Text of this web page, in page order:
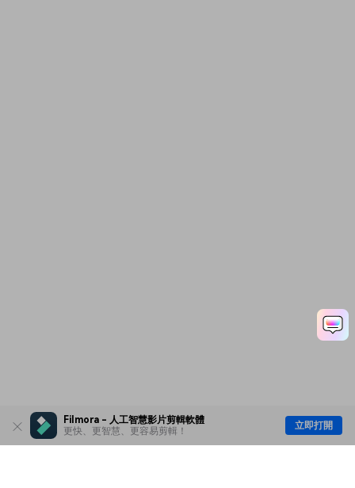
Filmora - 人工智慧影片剪輯軟體
更快、更智慧、更容易剪輯！
立即打開